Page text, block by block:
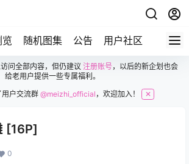
随机图集 公告 用户社区
问全部内容，但仍建议 注册账号，以后的新企划也会
给老用户提供一些专属福利。
用户交流群@meizhi_official ，欢迎加入！ ✕
[16P]
0